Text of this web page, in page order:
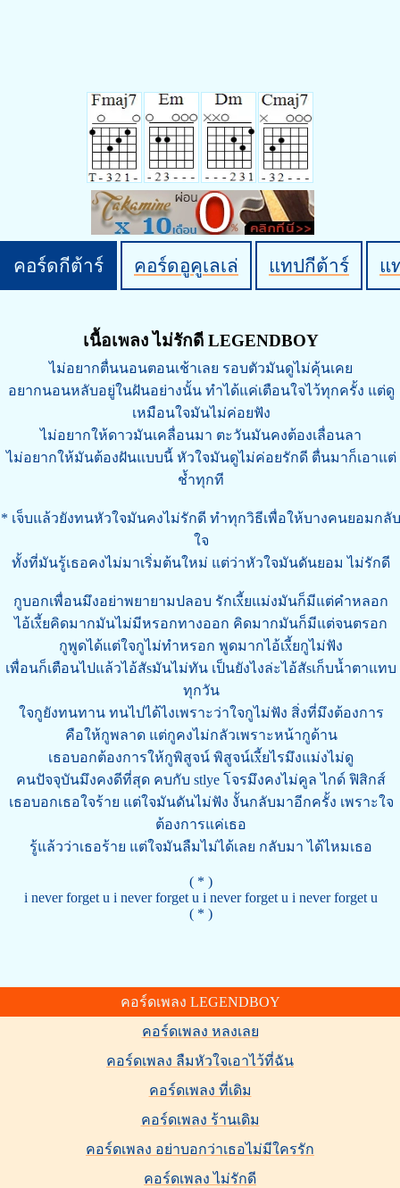
คอร์ดกีต้าร์ คอร์ดอูคูเลเล่ แทปกีต้าร์ แ
เนื้อเพลง ไม่รักดี LEGENDBOY
ไม่อยากตื่นนอนตอนเช้าเลย รอบตัวมันดูไม่คุ้นเคย
อยากนอนหลับอยู่ในฝันอย่างนั้น ทำได้แค่เตือนใจไว้ทุกครั้ง แต่ดู
เหมือนใจมันไม่ค่อยฟัง
ไม่อยากให้ดาวมันเคลื่อนมา ตะวันมันคงต้องเลื่อนลา
ไม่อยากให้มันต้องฝันแบบนี้ หัวใจมันดูไม่ค่อยรักดี ตื่นมาก็เอาแต่
ช้ำทุกที
* เจ็บแล้วยังทนหัวใจมันคงไม่รักดี ทำทุกวิธีเพื่อให้บางคนยอมกลับ
ใจ
ทั้งที่มันรู้เธอคงไม่มาเริ่มต้นใหม่ แต่ว่าหัวใจมันดันยอม ไม่รักดี
กูบอกเพื่อนมึงอย่าพยายามปลอบ รักเxี้ยแม่งมันก็มีแต่คำหลอก
ไอ้เxี้ยคิดมากมันไม่มีหรอกทางออก คิดมากมันก็มีแต่จนตรอก
กูพูดได้แต่ใจกูไม่ทำหรอก พูดมากไอ้เxี้ยกูไม่ฟัง
เพื่อนก็เตือนไปแล้วไอ้สัsมันไม่ทัน เป็นยังไงล่ะไอ้สัsเก็บน้ำตาแทบ
ทุกวัน
ใจกูยังทนทาน ทนไปได้ไงเพราะว่าใจกูไม่ฟัง สิ่งที่มึงต้องการ
คือให้กูพลาด แต่กูคงไม่กลัวเพราะหน้ากูด้าน
เธอบอกต้องการให้กูพิสูจน์ พิสูจน์เxี้ยไรมึงแม่งไม่ดู
คนปัจจุบันมึงคงดีที่สุด คบกับ stlye โจรมึงคงไม่คูล ไกด์ ฟิสิกส์
เธอบอกเธอใจร้าย แต่ใจมันดันไม่ฟัง งั้นกลับมาอีกครั้ง เพราะใจ
ต้องการแค่เธอ
รู้แล้วว่าเธอร้าย แต่ใจมันลืมไม่ได้เลย กลับมา ได้ไหมเธอ
( * )
i never forget u i never forget u i never forget u i never forget u
( * )
คอร์ดเพลง LEGENDBOY
คอร์ดเพลง หลงเลย
คอร์ดเพลง ลืมหัวใจเอาไว้ที่ฉัน
คอร์ดเพลง ที่เดิม
คอร์ดเพลง ร้านเดิม
คอร์ดเพลง อย่าบอกว่าเธอไม่มีใครรัก
คอร์ดเพลง ไม่รักดี